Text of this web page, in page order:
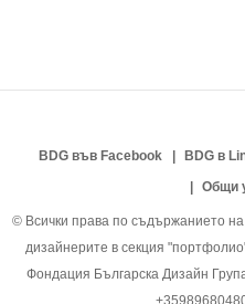
BDG във Facebook BDG в
Общи
© Всички права по съдържанието
дизайнерите в секция
Фондация Българска Дизайн